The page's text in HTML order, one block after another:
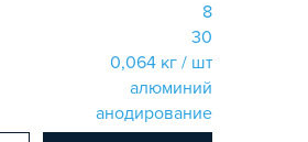
8
30
0,064 кг / шт
алюминий
анодирование